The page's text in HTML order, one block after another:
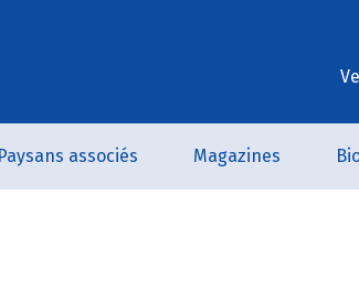
Paysans associés Magazines